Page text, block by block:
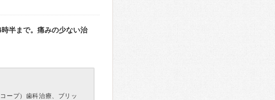
半まで。痛みの少ない治
ープ）歯科治療、ブリッ